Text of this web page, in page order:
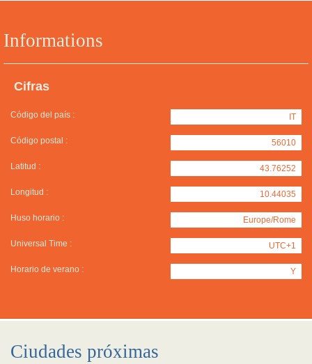
Informations
Cifras
Código del país : IT
Código postal : 56010
Latitud : 43.76252
Longitud : 10.44035
Huso horario : Europe/Rome
Universal Time : UTC+1
Horario de verano : Y
Ciudades próximas